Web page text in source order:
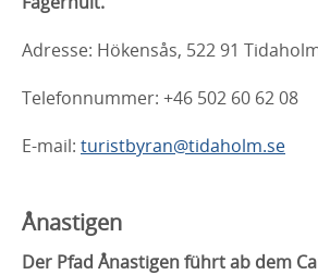
Adresse: Hökensås, 522 91
Telefonnummer: +46 502 60 62 08
E-mail: turistbyran@tidaholm.se
Ånastigen
Der Pfad Ånastigenführt ab dem